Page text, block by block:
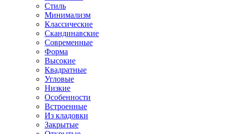
Стиль
Минимализм
Классические
Скандинавские
Современные
Форма
Высокие
Квадратные
Угловые
Низкие
Особенности
Встроенные
Из кладовки
Закрытые